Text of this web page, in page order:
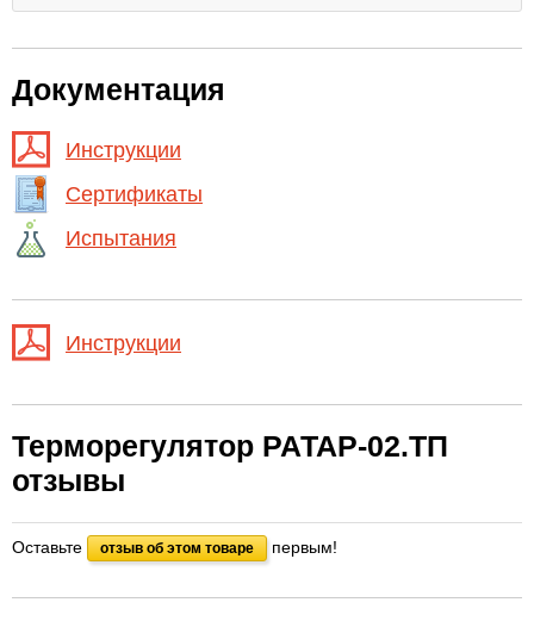
Документация
Инструкции
Сертификаты
Испытания
Инструкции
Терморегулятор РАТАР-02.ТП
отзывы
Оставьте отзыв об этом товаре первым!